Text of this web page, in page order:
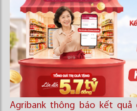
Agribank thông báo kết quả